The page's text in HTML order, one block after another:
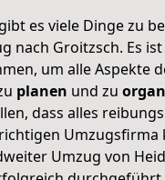
es viele Dinge zu
nach Groitzsch. Es
um alle Aspekte
planen und zu
dass alles
Umzugsfirma
Umzug von